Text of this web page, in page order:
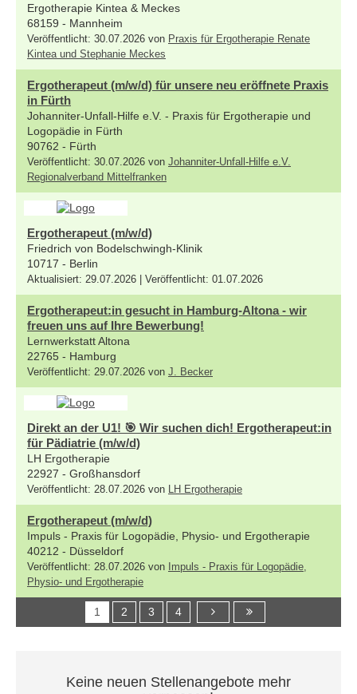
Ergotherapie Kintea & Meckes
68159 - Mannheim
Veröffentlicht: 30.07.2026 von Praxis für Ergotherapie Renate
Kintea und Stephanie Meckes
Ergotherapeut (m/w/d) für unsere neu eröffnete Praxis
in Fürth
Johanniter-Unfall-Hilfe e.V. - Praxis für Ergotherapie und
Logopädie in Fürth
90762 - Fürth
Veröffentlicht: 30.07.2026 von Johanniter-Unfall-Hilfe e.V.
Regionalverband Mittelfranken
Ergotherapeut (m/w/d)
Friedrich von Bodelschwingh-Klinik
10717 - Berlin
Aktualisiert: 29.07.2026 | Veröffentlicht: 01.07.2026
Ergotherapeut:in gesucht in Hamburg-Altona - wir
freuen uns auf Ihre Bewerbung!
Lernwerkstatt Altona
22765 - Hamburg
Veröffentlicht: 29.07.2026 von J. Becker
Direkt an der U1! 🎯 Wir suchen dich! Ergotherapeut:in
für Pädiatrie (m/w/d)
LH Ergotherapie
22927 - Großhansdorf
Veröffentlicht: 28.07.2026 von LH Ergotherapie
Ergotherapeut (m/w/d)
Impuls - Praxis für Logopädie, Physio- und Ergotherapie
40212 - Düsseldorf
Veröffentlicht: 28.07.2026 von Impuls - Praxis für Logopädie,
Physio- und Ergotherapie
1 2 3 4
Keine neuen Stellenangebote mehr